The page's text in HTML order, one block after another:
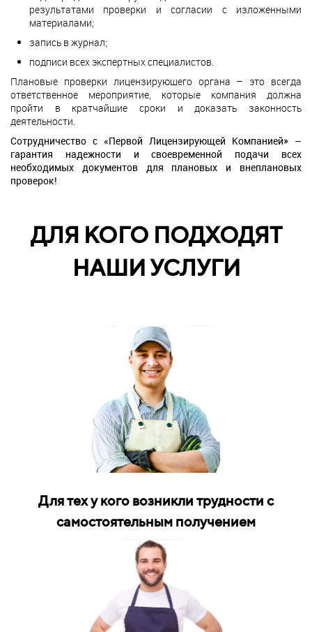
результатами проверки и согласии с изложенными
материалами;
запись в журнал;
подписи всех экспертных специалистов.
Плановые проверки лицензирующего органа – это всегда
ответственное мероприятие, которые компания должна
пройти в кратчайшие сроки и доказать законность
деятельности.
Сотрудничество с «Первой Лицензирующей Компанией» –
гарантия надежности и своевременной подачи всех
необходимых документов для плановых и внеплановых
проверок!
ДЛЯ КОГО ПОДХОДЯТ
НАШИ УСЛУГИ
Для тех у кого возникли трудности с
самостоятельным получением